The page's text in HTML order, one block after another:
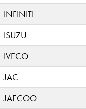
INFINITI
ISUZU
IVECO
JAC
JAECOO